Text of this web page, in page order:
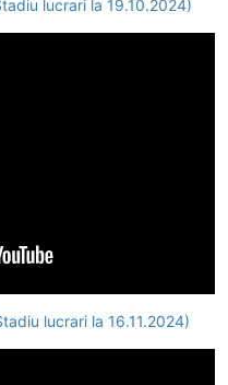
lucrari la 19.10.2024)
lucrari la 16.11.2024)